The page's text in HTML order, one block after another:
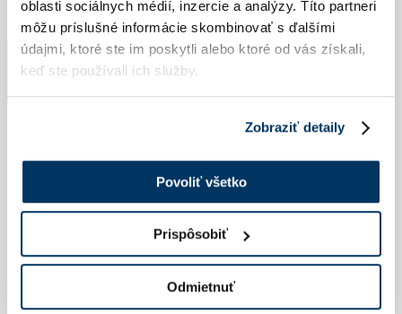
oblasti sociálnych médií, inzercie a analýzy. Títo partneri
môžu príslušné informácie skombinovať s ďalšími
údajmi, ktoré ste im poskytli alebo ktoré od vás získali,
keď ste používali ich služby.
Zobraziť detaily
Povoliť všetko
Prispôsobiť
Odmietnuť
KIEGÉSZÍTŐ DÍJAK ÉS TOVÁBBI
INFORMÁCIÓK:
2. gyermekek 10 éves korig:ingyenes
3. gyermekek 10 éves korig:30,00 € / éj
10 – 15 éves kor közötti gyermek :40,00 € / éj
15 éves kor feletti személy:50,00 € / éj